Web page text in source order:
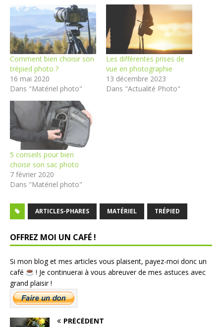
Comment bien choisir son
trépied photo ?
16 mai 2020
Dans "Matériel photo"
Les différentes prises de
vue en photographie
13 décembre 2023
Dans "Actualité Photo"
5 conseils pour bien
choisir son sac photo
7 février 2020
Dans "Matériel photo"
ARTICLES-PHARES MATÉRIEL TRÉPIED
OFFREZ MOI UN CAFÉ !
Si mon blog et mes articles vous plaisent, payez-moi donc un
café
! Je continuerai à vous abreuver de mes astuces avec
grand plaisir !
PRÉCÉDENT